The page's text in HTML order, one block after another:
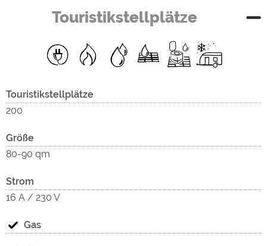
Touristikstellplätze
Touristikstellplätze
200
Größe
80-90 qm
Strom
16 A / 230 V
Gas